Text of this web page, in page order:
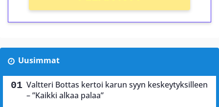
Uusimmat
Valtteri Bottas kertoi karun syyn keskeytyksilleen
– ”Kaikki alkaa palaa”